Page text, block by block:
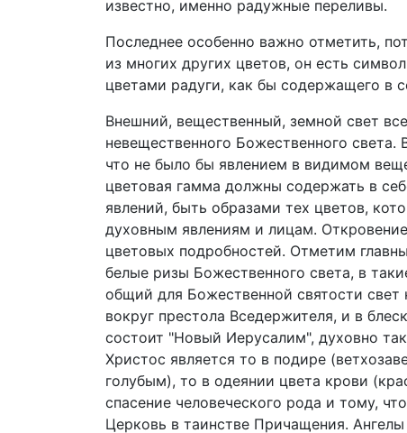
известно, именно радужные переливы.
Последнее особенно важно отметить,
из многих других цветов, он есть
цветами радуги, как бы содержащего в
Внешний, вещественный, земной свет
невещественного Божественного
что не было бы явлением в видимом
цветовая гамма должны содержать в
явлений, быть образами тех цветов,
духовным явлениям и лицам.
цветовых подробностей. Отметим
белые ризы Божественного света, в
общий для Божественной святости свет
вокруг престола Вседержителя, и в
состоит "Новый Иерусалим", духовно
Христос является то в подире
голубым), то в одеянии цвета крови
спасение человеческого рода и тому,
Церковь в таинстве Причащения.